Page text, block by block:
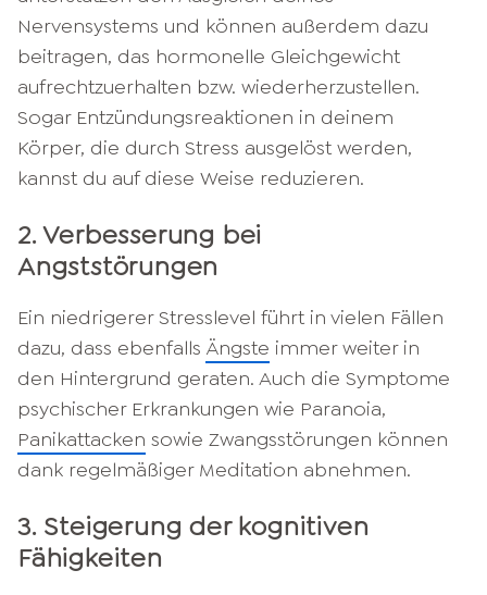
Nervensystems und können außerdem dazu
beitragen, das hormonelle Gleichgewicht
aufrechtzuerhalten bzw. wiederherzustellen.
Sogar Entzündungsreaktionen in deinem
Körper, die durch Stress ausgelöst werden,
kannst du auf diese Weise reduzieren.
2. Verbesserung bei
Angststörungen
Ein niedrigerer Stresslevel führt in vielen Fällen
dazu, dass ebenfalls Ängste immer weiter in
den Hintergrund geraten. Auch die Symptome
psychischer Erkrankungen wie Paranoia,
Panikattacken sowie Zwangsstörungen können
dank regelmäßiger Meditation abnehmen.
3. Steigerung der kognitiven
Fähigkeiten